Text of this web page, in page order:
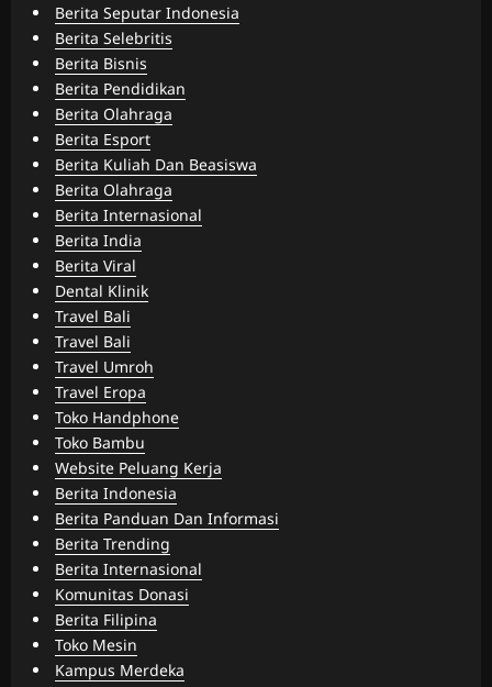
Berita Seputar Indonesia
Berita Selebritis
Berita Bisnis
Berita Pendidikan
Berita Olahraga
Berita Esport
Berita Kuliah Dan Beasiswa
Berita Olahraga
Berita Internasional
Berita India
Berita Viral
Dental Klinik
Travel Bali
Travel Bali
Travel Umroh
Travel Eropa
Toko Handphone
Toko Bambu
Website Peluang Kerja
Berita Indonesia
Berita Panduan Dan Informasi
Berita Trending
Berita Internasional
Komunitas Donasi
Berita Filipina
Toko Mesin
Kampus Merdeka